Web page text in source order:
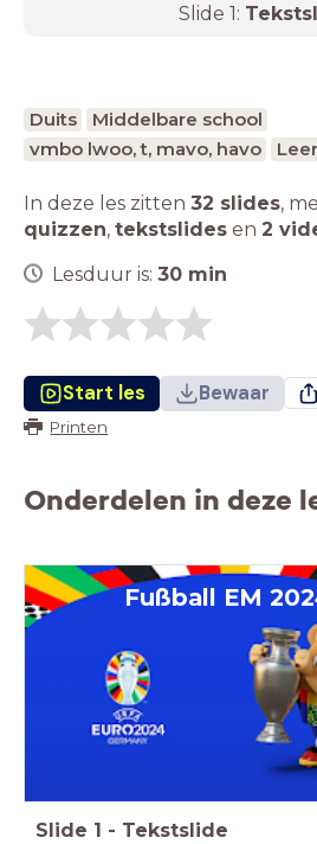
Slide 1:
Duits
Middelbare school
vmbo lwoo, t, mavo, havo
In deze les zitten 32 slides,
quizzen, tekstslides en 2
Lesduur is: 30 min
Start les Bewaar
Printen
Onderdelen in deze
Fußball EM
Slide 1 - Tekstslide